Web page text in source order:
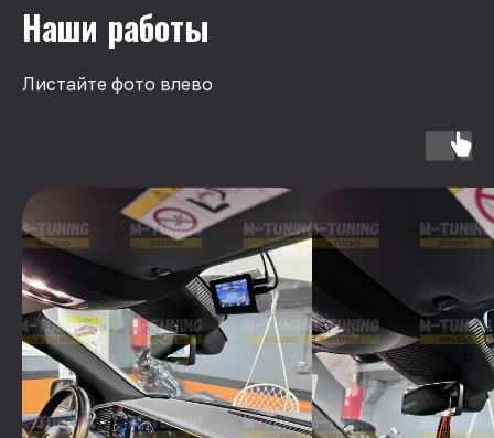
Наши работы
Листайте фото влево